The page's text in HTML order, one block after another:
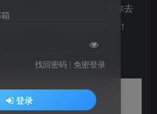
候，可能不会弹窗，但是你去
的时候，说不定他就弹窗了！
存后并未弹窗
找回密码 | 免密登录
登录